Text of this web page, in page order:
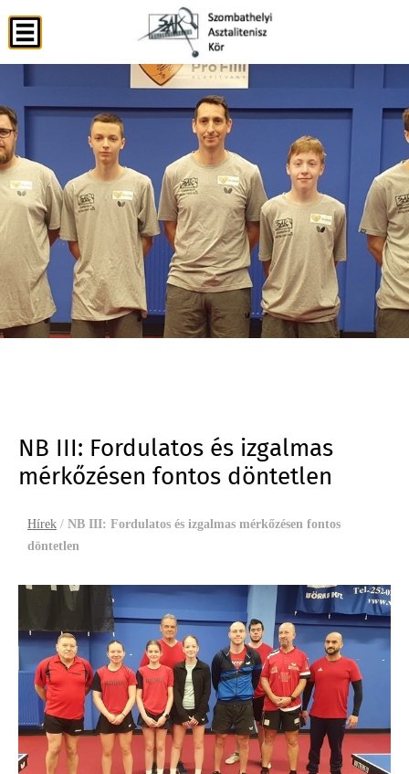
NB III: Fordulatos és izgalmas
mérkőzésen fontos döntetlen
Hírek / NB III: Fordulatos és izgalmas mérkőzésen fontos
döntetlen